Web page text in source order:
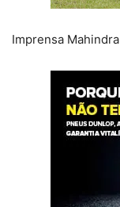
Imprensa Mahindra